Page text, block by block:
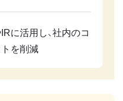
に活用し、社内のコ
を削減